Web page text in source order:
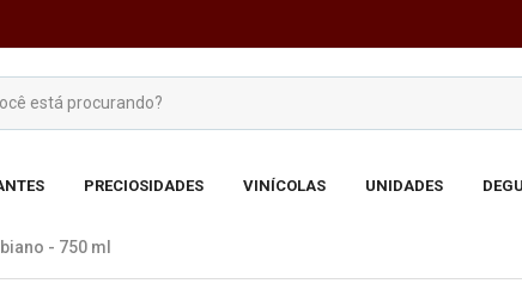
PRECIOSIDADES VINÍCOLAS UNIDADES
- 750 ml